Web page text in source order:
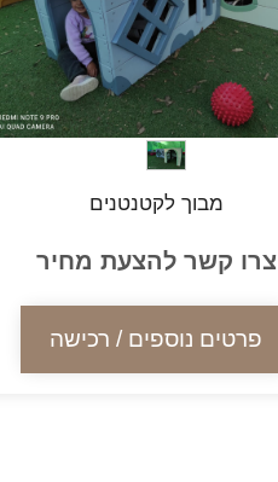
מבוך לקטנטנים
צרו קשר להצעת מחיר
פרטים נוספים / רכישה